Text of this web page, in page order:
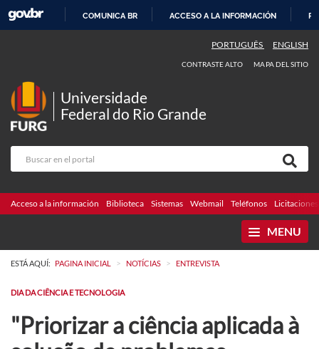
CONTENIDO
COMUNICA BR ACCESO A LA INFORMACIÓN
PORTUGUÊS ENGLISH
CONTRASTE ALTO MAPA DEL SITIO
Universidade
Federal do Rio Grande
Acceso a la información Biblioteca Sistemas Webmail Teléfonos Licitaciones
MENU
ESTÁ AQUÍ: PAGINA INICIAL > NOTÍCIAS > ENTREVISTA
DIA DA CIÊNCIA E TECNOLOGIA
"Priorizar a ciência aplicada à